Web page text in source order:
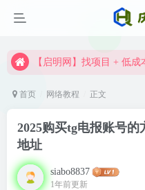
【启明网】找项目 + 低成本创业
【启明网】找项目 + 低成本创业
首页 网络教程 正文
2025购买tg电报账号
地址
siabo8837
1年前更新